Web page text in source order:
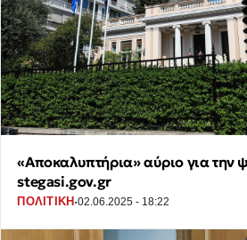
«Αποκαλυπτήρια» αύριο για
stegasi.gov.gr
ΠΟΛΙΤΙΚΗ ·02.06.2025 - 18:22